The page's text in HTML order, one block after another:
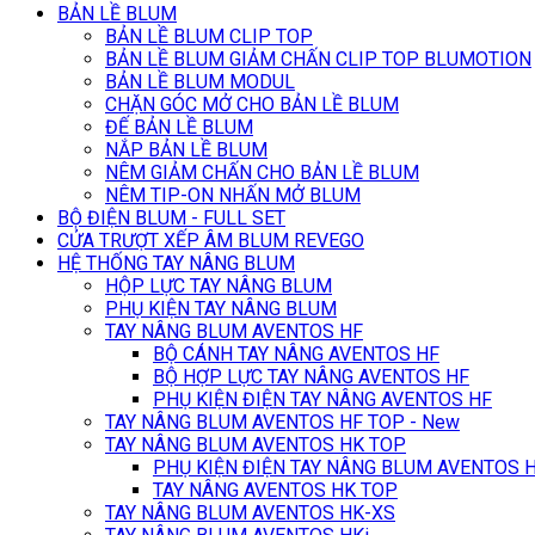
BẢN LỀ BLUM
BẢN LỀ BLUM CLIP TOP
BẢN LỀ BLUM GIẢM CHẤN CLIP TOP BLUMOTION
BẢN LỀ BLUM MODUL
CHẶN GÓC MỞ CHO BẢN LỀ BLUM
ĐẾ BẢN LỀ BLUM
NẮP BẢN LỀ BLUM
NÊM GIẢM CHẤN CHO BẢN LỀ BLUM
NÊM TIP-ON NHẤN MỞ BLUM
BỘ ĐIỆN BLUM - FULL SET
CỬA TRƯỢT XẾP ÂM BLUM REVEGO
HỆ THỐNG TAY NÂNG BLUM
HỘP LỰC TAY NÂNG BLUM
PHỤ KIỆN TAY NÂNG BLUM
TAY NÂNG BLUM AVENTOS HF
BỘ CÁNH TAY NÂNG AVENTOS HF
BỘ HỢP LỰC TAY NÂNG AVENTOS HF
PHỤ KIỆN ĐIỆN TAY NÂNG AVENTOS HF
TAY NÂNG BLUM AVENTOS HF TOP - New
TAY NÂNG BLUM AVENTOS HK TOP
PHỤ KIỆN ĐIỆN TAY NÂNG BLUM AVENTOS
TAY NÂNG AVENTOS HK TOP
TAY NÂNG BLUM AVENTOS HK-XS